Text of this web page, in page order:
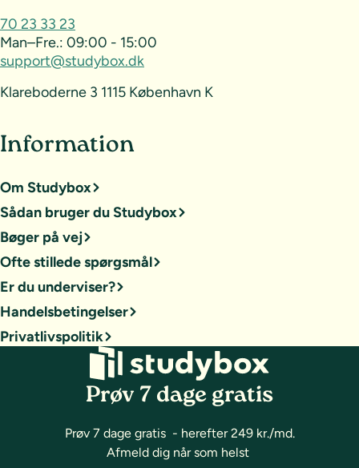
70 23 33 23
Man–Fre.: 09:00 - 15:00
support@studybox.dk
Klareboderne 3 1115 København K
Information
Om Studybox
Sådan bruger du Studybox
Bøger på vej
Ofte stillede spørgsmål
Er du underviser?
Handelsbetingelser
Privatlivspolitik
Prøv 7 dage gratis
Prøv 7 dage gratis - herefter 249 kr./md.
Afmeld dig når som helst